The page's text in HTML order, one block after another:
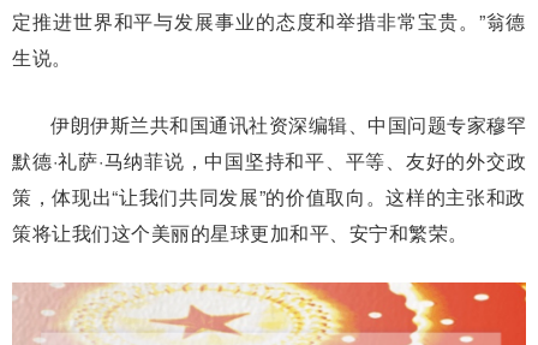
定推进世界和平与发展事业的态度和举措非常宝贵。”翁德
生说。
伊朗伊斯兰共和国通讯社资深编辑、中国问题专家穆罕
默德·礼萨·马纳菲说，中国坚持和平、平等、友好的外交政
策，体现出“让我们共同发展”的价值取向。这样的主张和政
策将让我们这个美丽的星球更加和平、安宁和繁荣。